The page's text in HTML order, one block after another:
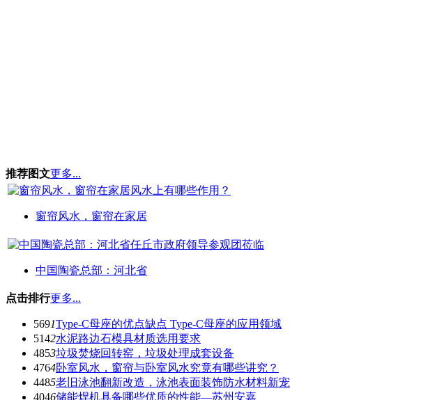
推荐图文更多...
窗帘风水，窗帘在家居
中国陶瓷总部：河北省
点击排行更多...
5691Type-C母座的优点缺点 Type-C母座的应用领域
5142水泥路边石模具材质选用要求
4853垃圾焚烧回转窑，垃圾处理成套设备
4764卧室风水，窗帘与卧室风水究竟有哪些讲究？
4485老旧泳池翻新改造，泳池表面装饰防水材料新宠
4046储能焊机具备哪些优质的性能—苏州安嘉